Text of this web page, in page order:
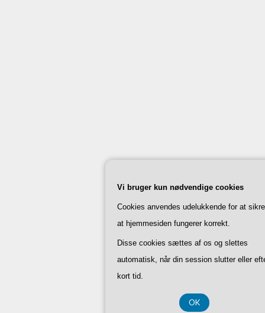
Vi bruger kun nødvendige cookies
Cookies anvendes udelukkende for at
at hjemmesiden fungerer korrekt.
Disse cookies sættes af os og slettes
automatisk, når din session slutter eller
kort tid.
OK